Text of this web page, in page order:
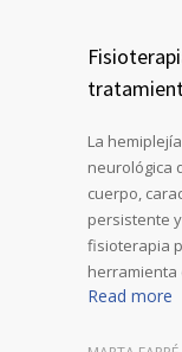
La
neurológica
cuerpo,
persistente
fisioterapia
Read more